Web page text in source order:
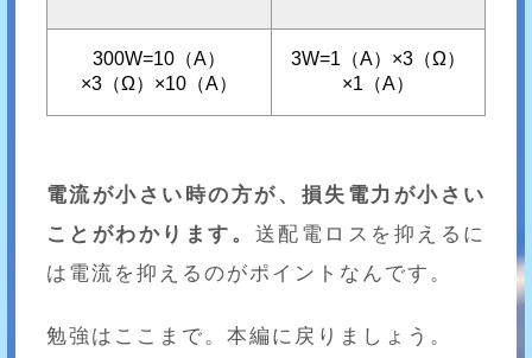
300W=10（A）
×3（Ω）×10（A）
3W=1（A）×3（Ω）
×1（A）
電流が小さい時の方が、損失電力が小さい
ことがわかります。 送配電ロスを抑えるに
は電流を抑えるのがポイントなんです。
勉強はここまで。本編に戻りましょう。